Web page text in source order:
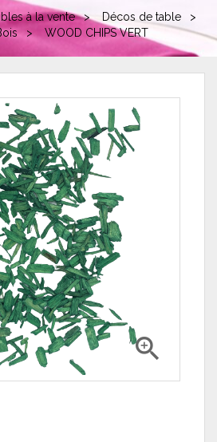
à la vente
Décos de table
WOOD CHIPS VERT
